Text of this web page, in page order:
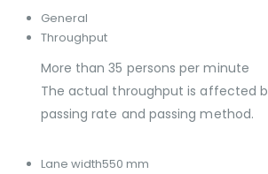
General
Throughput
More than 35 persons per minute
The actual throughput is affected
passing rate and passing method.
Lane width550 mm